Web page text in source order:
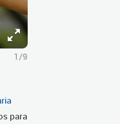
1/9
para